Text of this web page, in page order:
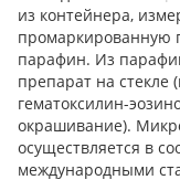
из контейнера,
промаркированную
парафин. Из
препарат на стекле
гематоксилин-
окрашивание).
осуществляется в
международными